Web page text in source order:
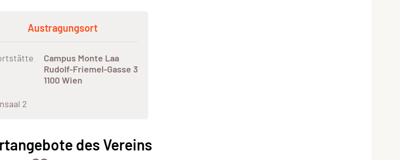
Austragungsort
Campus Monte Laa
Rudolf-Friemel-Gasse 3
1100 Wien
2
des Vereins